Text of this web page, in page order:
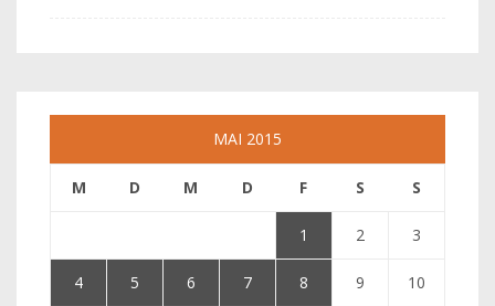
MAI 2015
M D M D F S S
1 2 3
4 5 6 7 8 9 10